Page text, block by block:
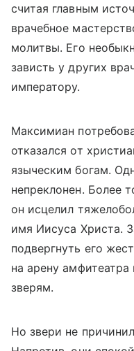
считая главным
врачебное
молитвы. Его
зависть у других
императору.
Максимиан
отказался от
языческим богам.
непреклонен. Более
он исцелил
имя Иисуса Христа.
подвергнуть его
на арену
зверям.
Но звери не